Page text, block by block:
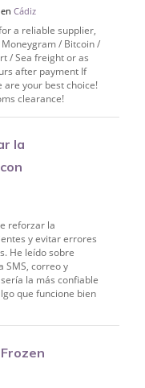
enCádiz
a reliable supplier,
/ Bitcoin /
/ Sea freight or as
after payment If
are your best choice!
clearance!
la
reforzar la
y evitar errores
He leído sobre
SMS, correo y
la más confiable
que funcione bien